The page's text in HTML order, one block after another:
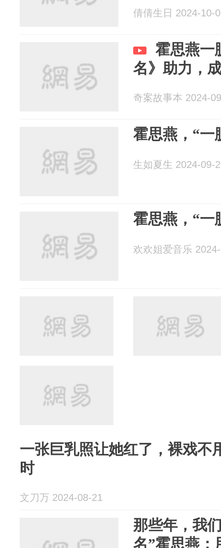
倩倩生日 2024-10-
霍思燕一
名》助力，
奇案故事本 2024-
霍思燕，“一
生如夏生 2024-09-
霍思燕，“一
欢欢姐爱音乐
一张巨乳照让她红了，裸戏不
时
文刀万 2024-08-21
那些年，我
名”霍思燕：